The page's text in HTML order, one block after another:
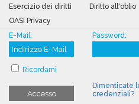
Esercizio dei diritti
Diritto all'oblio
OASI Privacy
E-Mail:
Password:
Ricordami
Accesso
Dimenticate
credenziali?